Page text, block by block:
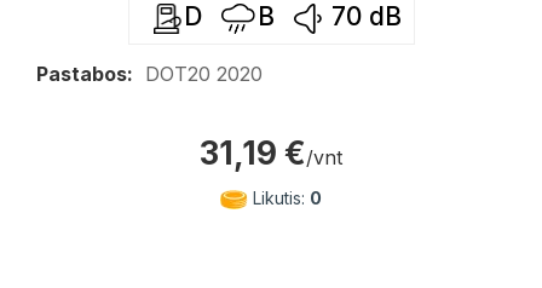
D B 70 dB
Pastabos: DOT20 2020
31,19 €/vnt
Likutis: 0